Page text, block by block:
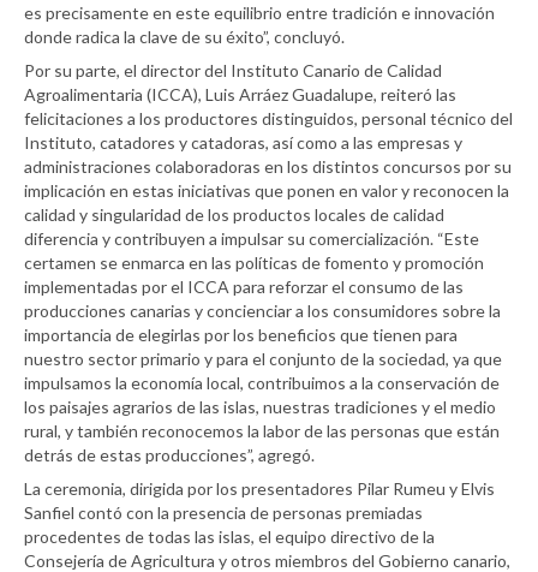
es precisamente en este equilibrio entre tradición e innovación
donde radica la clave de su éxito”, concluyó.
Por su parte, el director del Instituto Canario de Calidad
Agroalimentaria (ICCA), Luis Arráez Guadalupe, reiteró las
felicitaciones a los productores distinguidos, personal técnico del
Instituto, catadores y catadoras, así como a las empresas y
administraciones colaboradoras en los distintos concursos por su
implicación en estas iniciativas que ponen en valor y reconocen la
calidad y singularidad de los productos locales de calidad
diferencia y contribuyen a impulsar su comercialización. “Este
certamen se enmarca en las políticas de fomento y promoción
implementadas por el ICCA para reforzar el consumo de las
producciones canarias y concienciar a los consumidores sobre la
importancia de elegirlas por los beneficios que tienen para
nuestro sector primario y para el conjunto de la sociedad, ya que
impulsamos la economía local, contribuimos a la conservación de
los paisajes agrarios de las islas, nuestras tradiciones y el medio
rural, y también reconocemos la labor de las personas que están
detrás de estas producciones”, agregó.
La ceremonia, dirigida por los presentadores Pilar Rumeu y Elvis
Sanfiel contó con la presencia de personas premiadas
procedentes de todas las islas, el equipo directivo de la
Consejería de Agricultura y otros miembros del Gobierno canario,